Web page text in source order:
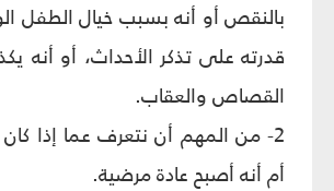
بالنقص أو أنه بسبب خيال الطفل
قدرته على تذكر الأحداث، أو أنه
القصاص والعقاب.
2- من المهم أن نتعرف عما إذا
أم أنه أصبح عادة مرضية.